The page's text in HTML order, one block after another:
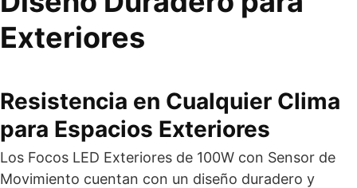
Exteriores
Resistencia en Cualquier Clima
para Espacios Exteriores
Los Focos LED Exteriores de 100W con Sensor de
Movimiento cuentan con un diseño duradero y